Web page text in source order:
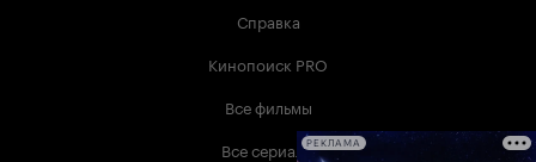
Справка
Кинопоиск PRO
Все фильмы
Все сериалыРЕКЛАМА